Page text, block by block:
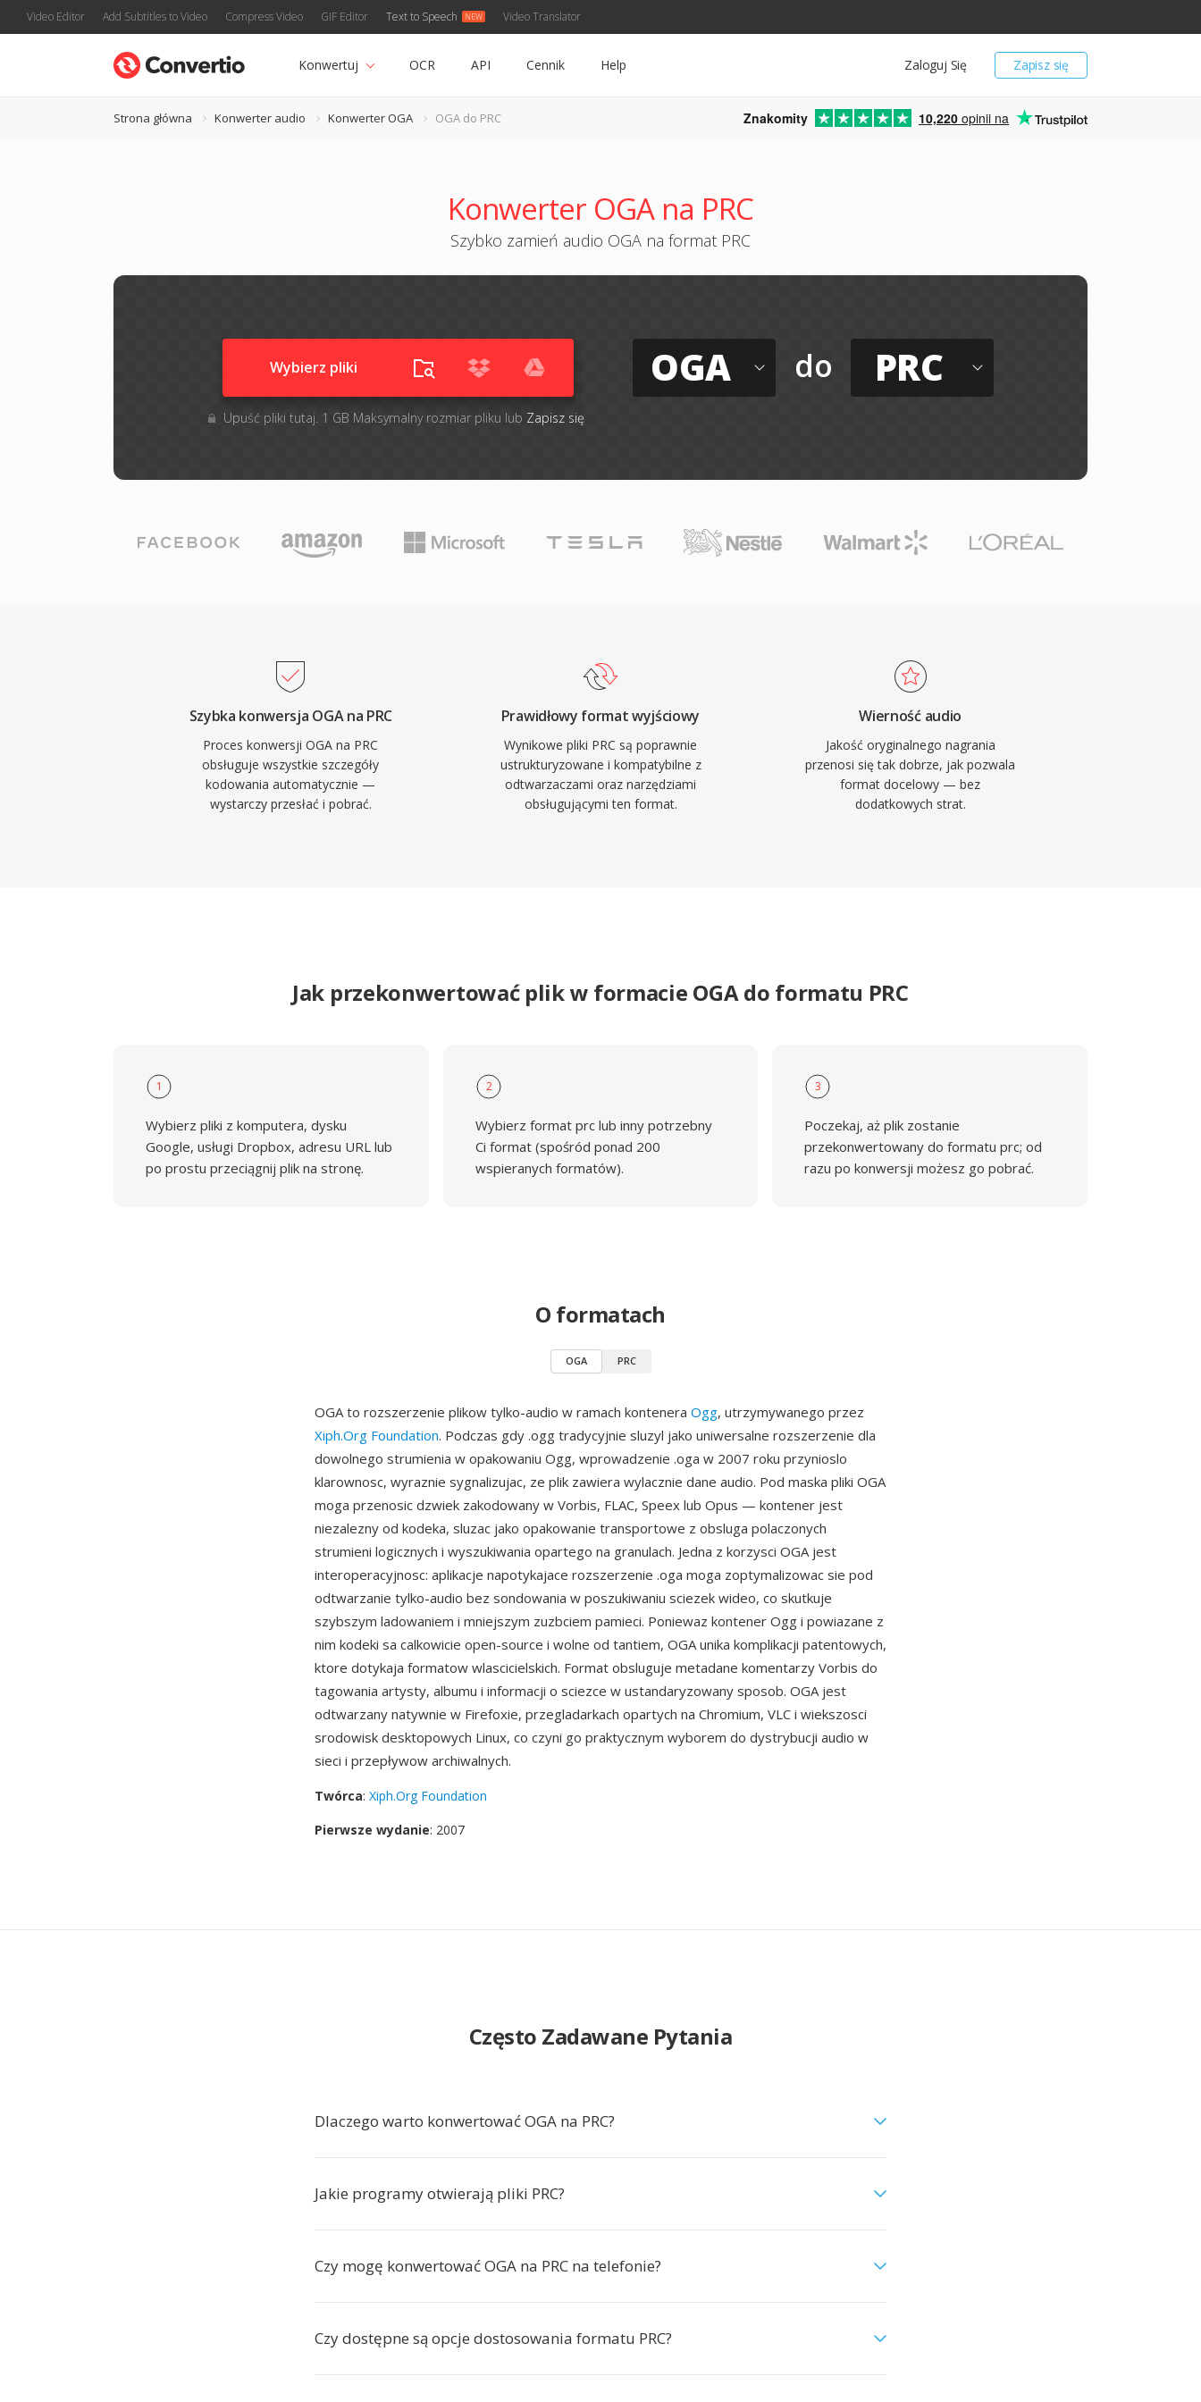
Video Editor Add Subtitles to Video Compress Video GIF Editor Text to Speech Video Translator
Zapisz się
Zaloguj Się
Konwertuj OCR API Cennik Help
Strona główna Konwerter audio Konwerter OGA OGA do PRC Znakomity 10,220 opinii na
Konwerter OGA na PRC
Szybko zamień audio OGA na format PRC
Wybierz pliki
Upuść pliki tutaj. 1 GB Maksymalny rozmiar pliku lub Zapisz się
OGA do PRC
Szybka konwersja OGA na PRC
Proces konwersji OGA na PRC
obsługuje wszystkie szczegóły
kodowania automatycznie —
wystarczy przesłać i pobrać.
Prawidłowy format wyjściowy
Wynikowe pliki PRC są poprawnie
ustrukturyzowane i kompatybilne z
odtwarzaczami oraz narzędziami
obsługującymi ten format.
Wierność audio
Jakość oryginalnego nagrania
przenosi się tak dobrze, jak pozwala
format docelowy — bez
dodatkowych strat.
Jak przekonwertować plik w formacie OGA do formatu PRC
1
Wybierz pliki z komputera, dysku
Google, usługi Dropbox, adresu URL lub
po prostu przeciągnij plik na stronę.
2
Wybierz format prc lub inny potrzebny
Ci format (spośród ponad 200
wspieranych formatów).
3
Poczekaj, aż plik zostanie
przekonwertowany do formatu prc; od
razu po konwersji możesz go pobrać.
O formatach
OGA PRC
OGA to rozszerzenie plikow tylko-audio w ramach kontenera Ogg, utrzymywanego przez
Xiph.Org Foundation. Podczas gdy .ogg tradycyjnie sluzyl jako uniwersalne rozszerzenie dla
dowolnego strumienia w opakowaniu Ogg, wprowadzenie .oga w 2007 roku przynioslo
klarownosc, wyraznie sygnalizujac, ze plik zawiera wylacznie dane audio. Pod maska pliki OGA
moga przenosic dzwiek zakodowany w Vorbis, FLAC, Speex lub Opus — kontener jest
niezalezny od kodeka, sluzac jako opakowanie transportowe z obsluga polaczonych
strumieni logicznych i wyszukiwania opartego na granulach. Jedna z korzysci OGA jest
interoperacyjnosc: aplikacje napotykajace rozszerzenie .oga moga zoptymalizowac sie pod
odtwarzanie tylko-audio bez sondowania w poszukiwaniu sciezek wideo, co skutkuje
szybszym ladowaniem i mniejszym zuzbciem pamieci. Poniewaz kontener Ogg i powiazane z
nim kodeki sa calkowicie open-source i wolne od tantiem, OGA unika komplikacji patentowych,
ktore dotykaja formatow wlascicielskich. Format obsluguje metadane komentarzy Vorbis do
tagowania artysty, albumu i informacji o sciezce w ustandaryzowany sposob. OGA jest
odtwarzany natywnie w Firefoxie, przegladarkach opartych na Chromium, VLC i wiekszosci
srodowisk desktopowych Linux, co czyni go praktycznym wyborem do dystrybucji audio w
sieci i przepływow archiwalnych.
Twórca: Xiph.Org Foundation
Pierwsze wydanie: 2007
Często Zadawane Pytania
Dlaczego warto konwertować OGA na PRC?
Jakie programy otwierają pliki PRC?
Czy mogę konwertować OGA na PRC na telefonie?
Czy dostępne są opcje dostosowania formatu PRC?